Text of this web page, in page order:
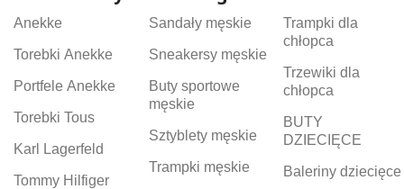
Anekke
Torebki Anekke
Portfele Anekke
Torebki Tous
Karl Lagerfeld
Tommy Hilfiger
Sandały męskie
Sneakersy męskie
Buty sportowe
męskie
Sztyblety męskie
Trampki męskie
Trampki dla
chłopca
Trzewiki dla
chłopca
BUTY
DZIECIĘCE
Baleriny dziecięce